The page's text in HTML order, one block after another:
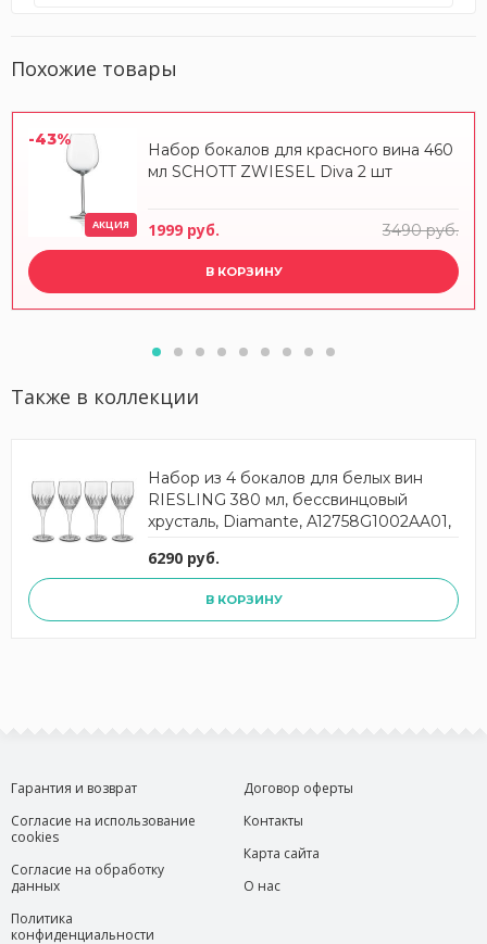
Похожие товары
-43%
АКЦИЯ
Набор бокалов для красного вина 460
мл SCHOTT ZWIESEL Diva 2 шт
1999 руб. 3490 руб.
В КОРЗИНУ
Также в коллекции
Набор из 4 бокалов для белых вин
RIESLING 380 мл, бессвинцовый
хрусталь, Diamante, A12758G1002AA01,
6290 руб.
В КОРЗИНУ
Гарантия и возврат
Согласие на использование
cookies
Согласие на обработку
данных
Политика
конфиденциальности
Договор оферты
Контакты
Карта сайта
О нас